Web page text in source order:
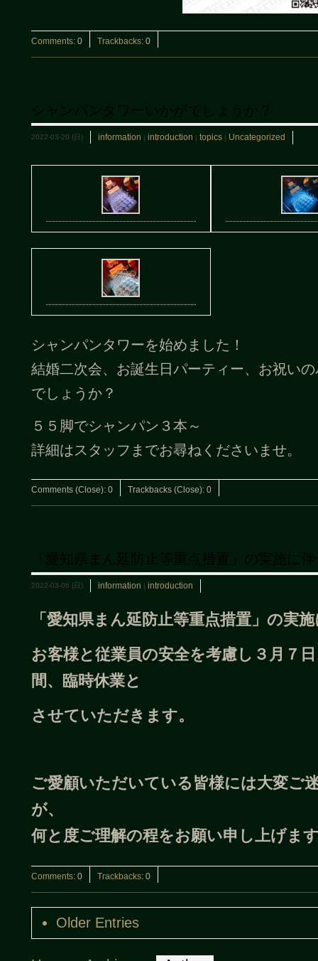
Comments: 0 Trackbacks: 0
シャンパンタワーいかがでしょうか？
2022-03-20 (日) information | introduction | topics| Uncategorized
シャンパンタワーを始めました！
結婚二次会、お誕生日パーティー、お祝い
でしょうか？
５５脚でシャンパン３本～
詳細はスタッフまでお尋ねくださいませ。
Comments (Close): 0 Trackbacks (Close): 0
「愛知県まん延防止等重点措置」の実施に
2022-03-06 (日) information | introduction
「愛知県まん延防止等重点措置」の実
お客様と従業員の安全を考慮し３月７
間、臨時休業と
させていただきます。
ご愛顧いただいている皆様には大変ご
が、
何と度ご理解の程をお願い申し上げま
Comments: 0 Trackbacks: 0
Older Entries